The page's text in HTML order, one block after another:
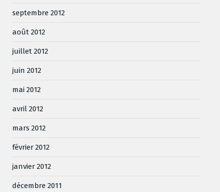
septembre 2012
août 2012
juillet 2012
juin 2012
mai 2012
avril 2012
mars 2012
février 2012
janvier 2012
décembre 2011